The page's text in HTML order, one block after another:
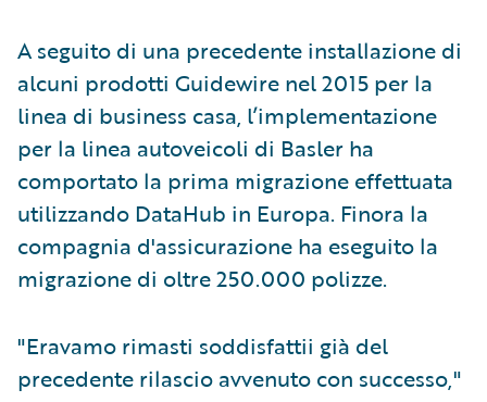
A seguito di una precedente installazione di
alcuni prodotti Guidewire nel 2015 per la
linea di business casa, l’implementazione
per la linea autoveicoli di Basler ha
comportato la prima migrazione effettuata
utilizzando DataHub in Europa. Finora la
compagnia d'assicurazione ha eseguito la
migrazione di oltre 250.000 polizze.
"Eravamo rimasti soddisfattii già del
precedente rilascio avvenuto con successo,"